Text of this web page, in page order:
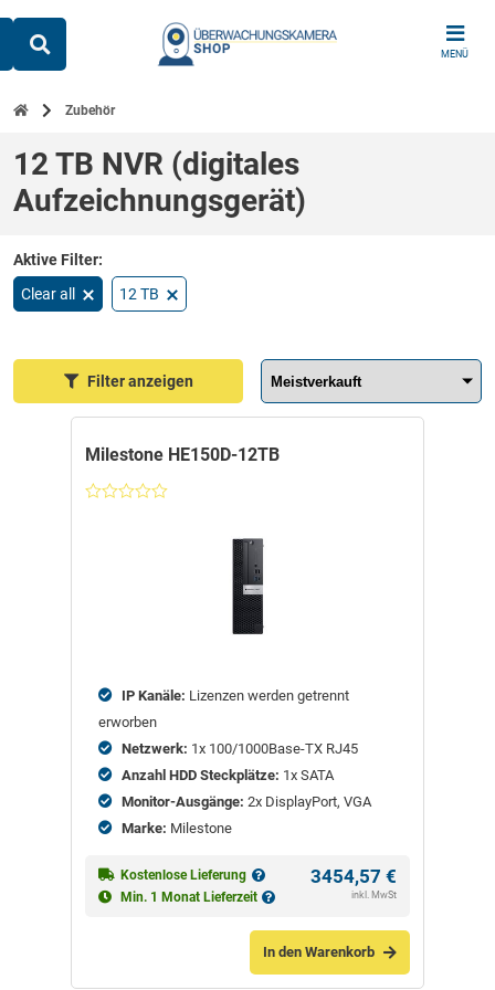
MENÜ
Zubehör
12 TB NVR (digitales
Aufzeichnungsgerät)
Clear all 12 TB
Filter anzeigen
Milestone HE150D-12TB
IP Kanäle: Lizenzen werden getrennt
erworben
Netzwerk: 1x 100/1000Base-TX RJ45
Anzahl HDD Steckplätze: 1x SATA
Monitor-Ausgänge: 2x DisplayPort, VGA
Marke: Milestone
Kostenlose Lieferung
Min. 1 Monat Lieferzeit
3454,57 €
inkl. MwSt
In den Warenkorb